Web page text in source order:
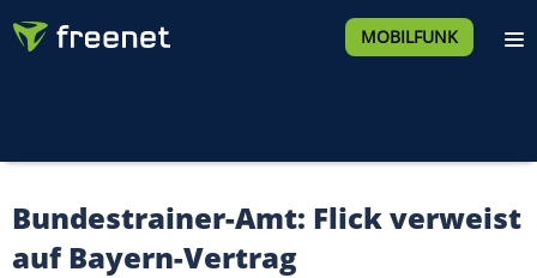
MOBILFUNK
Bundestrainer-Amt: Flick verweist
auf Bayern-Vertrag